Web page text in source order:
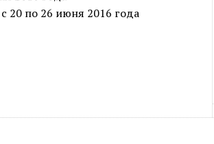
20 по 26 июня 2016 года